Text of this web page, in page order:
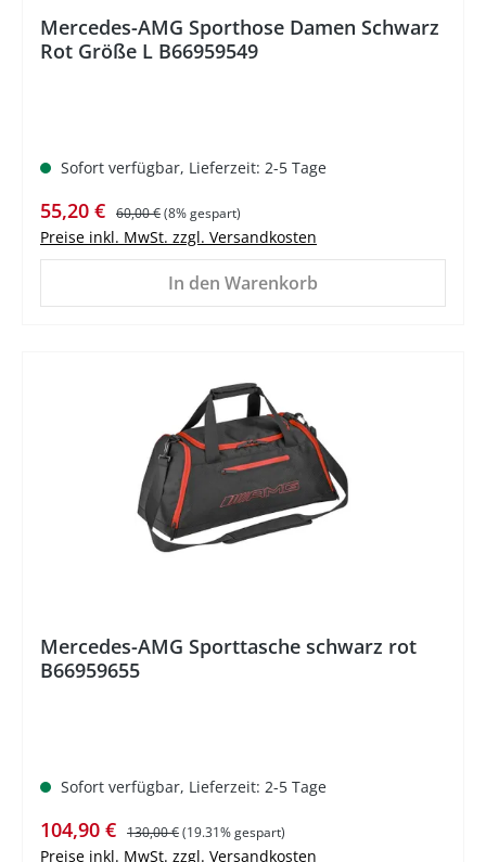
Mercedes-AMG Sporthose Damen Schwarz
Rot Größe L B66959549
Sofort verfügbar, Lieferzeit: 2-5 Tage
Verkaufspreis:
55,20 € Regulärer Preis:
60,00 €(8% gespart)
Preise inkl. MwSt. zzgl. Versandkosten
In den Warenkorb
Mercedes-AMG Sporttasche schwarz rot
B66959655
Sofort verfügbar, Lieferzeit: 2-5 Tage
Verkaufspreis:
104,90 € Regulärer Preis:
130,00 €(19.31% gespart)
Preise inkl. MwSt. zzgl. Versandkosten